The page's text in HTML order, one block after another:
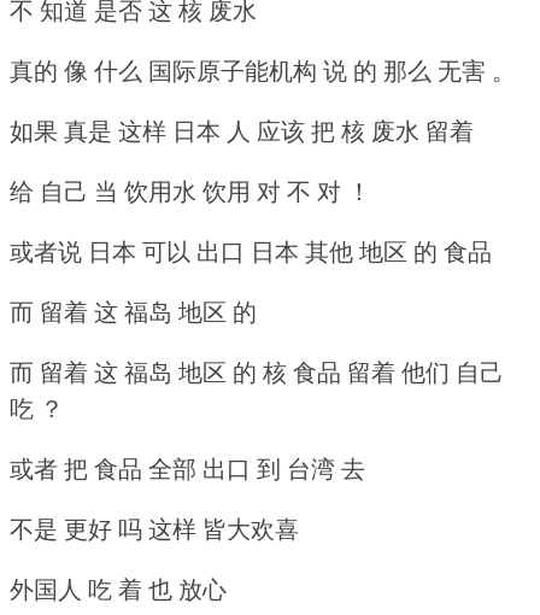
不 知道 是否 这 核 废水
真的 像 什么 国际原子能机构 说 的 那么 无害 。
如果 真是 这样 日本 人 应该 把 核 废水 留着
给 自己 当 饮用水 饮用 对 不 对 ！
或者说 日本 可以 出口 日本 其他 地区 的 食品
而 留着 这 福岛 地区 的
而 留着 这 福岛 地区 的 核 食品 留着 他们 自己
吃 ？
或者 把 食品 全部 出口 到 台湾 去
不是 更好 吗 这样 皆大欢喜
外国人 吃 着 也 放心